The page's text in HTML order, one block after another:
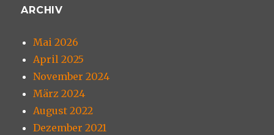
ARCHIV
Mai 2026
April 2025
November 2024
März 2024
August 2022
Dezember 2021